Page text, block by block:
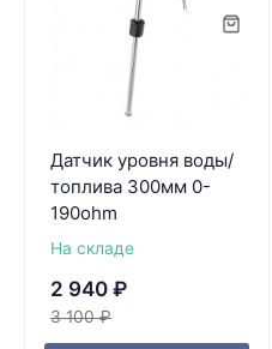
Датчик уровня воды/
топлива 300мм 0-
190ohm
На складе
2 940 ₽
3 100 ₽